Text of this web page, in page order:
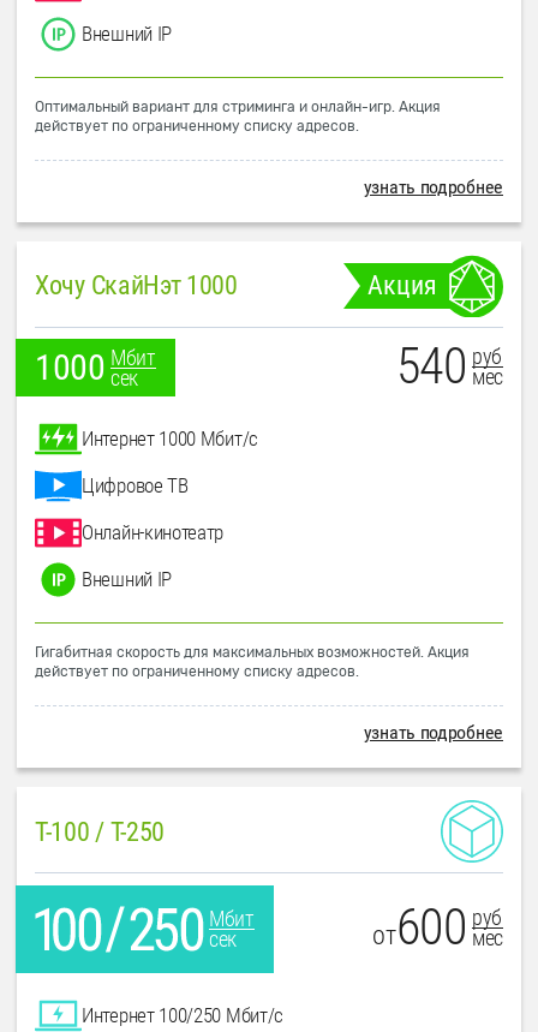
Внешний IP
Оптимальный вариант для стриминга и онлайн-игр. Акция
действует по ограниченному списку адресов.
узнать подробнее
Хочу СкайНэт 1000 Акция
1000 Мбит
сек
540 руб
мес
Интернет 1000 Мбит/с
Цифровое ТВ
Онлайн-кинотеатр
Внешний IP
Гигабитная скорость для максимальных возможностей. Акция
действует по ограниченному списку адресов.
узнать подробнее
T-100 / T-250
Мбит
сек
от600 руб
мес
Интернет 100/250 Мбит/с